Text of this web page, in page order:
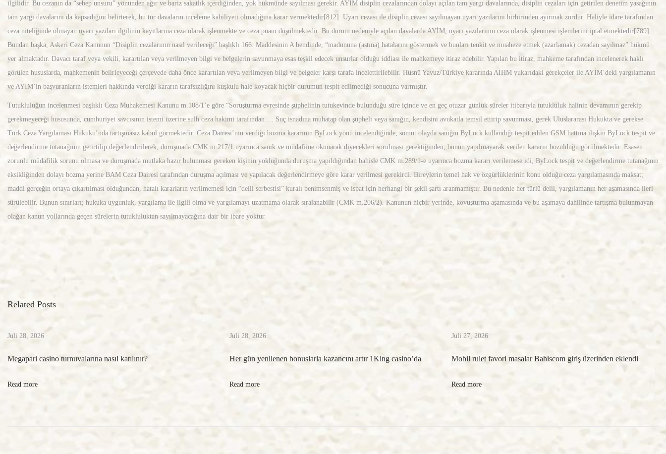
ilgilidir. Bu cezanın da “sebep unsuru” yönünden ağır ve bariz sakatlık içerdiğinden, yok hükmünde sayılması gerekir. AYİM disiplin cezalarından dolayı açılan tam yargı davalarında, disiplin cezaları için getirilen denetim yasağının
tam yargı davalarını da kapsadığını belirterek, bu tür davaların inceleme kabiliyeti olmadığına karar vermektedir[812]. Uyarı cezası ile disiplin cezası sayılmayan uyarı yazılarını birbirinden ayırmak zordur. Haliyle idare tarafından
ceza niteliğinde olmayan uyarı yazıları ilgilinin kayıtlarına ceza olarak işlenmekte ve ceza puanı düşülmektedir. Bu durum nedeniyle açılan davalarda AYİM, uyarı yazılarının ceza olarak işlenmesi işlemlerini iptal etmektedir[789].
Bundan başka, Askeri Ceza Kanunun “Disiplin cezalarının nasıl verileceği” başlıklı 166. Maddesinin A bendinde, “madununa (astına) hatalarını göstermek ve bunları tenkit ve muaheze etmek (azarlamak) cezadan sayılmaz” hükmü
yer almaktadır. Davacı taraf veya vekili, karartılan veya verilmeyen bilgi ve belgelerin savunmaya esas teşkil edecek unsurlar olduğu iddiası ile mahkemeye itiraz edebilir. Yapılan bu itiraz, mahkeme tarafından incelenerek haklı
görülen hususlarda, mahkemenin belirleyeceği çerçevede daha önce karartılan veya verilmeyen bilgi ve belgeler karşı tarafa incelettirilebilir. Hüsnü Yavuz/Türkiye kararında AİHM yukarıdaki gerekçeler ile AYİM’deki yargılamanın
ve AYİM’in başvuranların istemleri hakkında verdiği kararın tarafsızlığını kuşkulu hale koyacak hiçbir durumun tespit edilmediği sonucuna varmıştır.
Tutukluluğun incelenmesi başlıklı Ceza Muhakemesi Kanunu m.108/1’e göre “Soruşturma evresinde şüphelinin tutukevinde bulunduğu süre içinde ve en geç otuzar günlük süreler itibarıyla tutukluluk halinin devamının gerekip
gerekmeyeceği hususunda, cumhuriyet savcısının istemi üzerine sulh ceza hakimi tarafından … Suç isnadına muhatap olan şüpheli veya sanığın, kendisini avukatla temsil ettirip savunması, gerek Uluslararası Hukukta ve gerekse
Türk Ceza Yargılaması Hukuku’nda tartışmasız kabul görmektedir. Ceza Dairesi’nin verdiği bozma kararının ByLock yönü incelendiğinde; somut olayda sanığın ByLock kullandığı tespit edilen GSM hattına ilişkin ByLock tespit ve
değerlendirme tutanağının getirtilip değerlendirilerek, duruşmada CMK m.217/1 uyarınca sanık ve müdafiine okunarak diyecekleri sorulması gerektiğinden, bunun yapılmayarak verilen kararın bozulduğu görülmektedir. Esasen
zorunlu müdafilik sorunu olmasa ve duruşmada mutlaka hazır bulunması gereken kişinin yokluğunda duruşma yapıldığından bahisle CMK m.289/1-e uyarınca bozma kararı verilemese idi, ByLock tespit ve değerlendirme tutanağının
eksikliğinden dolayı bozma yerine BAM Ceza Dairesi tarafından duruşma açılması ve yapılacak değerlendirmeye göre karar verilmesi gerekirdi. Bireylerin temel hak ve özgürlüklerinin konu olduğu ceza yargılamasında maksat;
maddi gerçeğin ortaya çıkartılması olduğundan, hatalı kararların verilmemesi için “delil serbestisi” kuralı benimsenmiş ve ispat için herhangi bir şekil şartı aranmamıştır. Bu nedenle her türlü delil, yargılamanın her aşamasında ileri
sürülebilir. Bunun sınırları; hukuka uygunluk, yargılama ile ilgili olma ve yargılamayı uzatmama olarak sıralanabilir (CMK m.206/2). Kanunun hiçbir yerinde, kovuşturma aşamasında ve bu aşamaya dahilinde tartışma bulunmayan
olağan kanun yollarında geçen sürelerin tutukluluktan sayılmayacağına dair bir ibare yoktur.
о
Related Posts
Juli 28, 2026
Megapari casino turnuvalarına nasıl katılınır?
Read more
Juli 28, 2026
Her gün yenilenen bonuslarla kazancını artır 1King casino’da
Read more
Juli 27, 2026
Mobil rulet favori masalar Bahiscom giriş üzerinden eklendi
Read more